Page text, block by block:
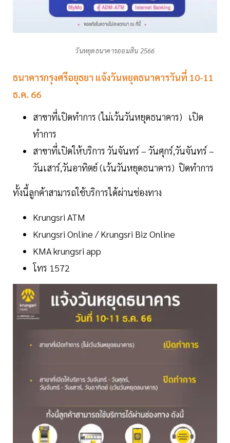
วันหยุดธนาคารออมสิน 2566
ธนาคารกรุงศรีอยุธยา แจ้งวันหยุดธนาคารวันที่ 10-11
ธ.ค. 66
สาขาที่เปิดทำการ (ไม่เว้นวันหยุดธนาคาร) เปิด
ทำการ
สาขาที่เปิดให้บริการ วันจันทร์ – วันศุกร์,วันจันทร์ –
วันเสาร์,วันอาทิตย์ (เว้นวันหยุดธนาคาร) ปิดทำการ
ทั้งนี้ลูกค้าสามารถใช้บริการได้ผ่านช่องทาง
Krungsri ATM
Krungsri Online / Krungsri Biz Online
KMA krungsri app
โทร 1572